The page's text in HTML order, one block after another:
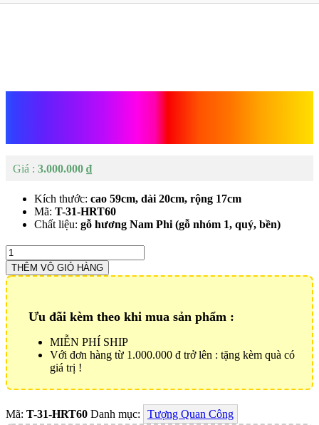
3.000.000 ₫
Kích thước: cao 59cm, dài 20cm, rộng 17cm
Mã: T-31-HRT60
Chất liệu: gỗ hương Nam Phi (gỗ nhóm 1, quý, bền)
Tượng
Quan
Vân
Trường
Gỗ
Số
lượng
THÊM VÔ GIỎ HÀNG
Ưu đãi kèm theo khi mua sản phẩm :
MIỄN PHÍ SHIP
Với đơn hàng từ 1.000.000 đ trở lên : tặng kèm quà có
giá trị !
Mã: T-31-HRT60 Danh mục: Tượng Quan Công